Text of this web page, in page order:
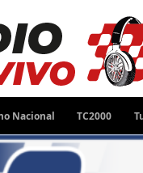
TC2000 Turismo Pista